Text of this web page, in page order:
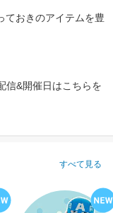
ておきのアイテムを豊
信&開催日はこちらを
すべて見る